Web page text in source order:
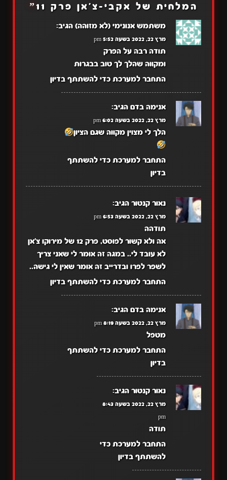
המלחית של אקבי-צ'אן פרק 11
”
משתמש אנונימי (לא מזוהה) הגיב:
מרץ 22, 2022 בשעה 5:52 pm
תודה רבה על הפרק
ומקווה שהלך לך טוב בבגרות
התחבר למערכת כדי להשתתף בדיון
אנימה בדם הגיב:
מרץ 22, 2022 בשעה 6:02 pm
הלך לי מצוין מקווה שגם הציון
התחבר למערכת כדי להשתתף
בדיון
נאור קנטור הגיב:
מרץ 22, 2022 בשעה 6:53 pm
תודהה
אה ולא קשור לפוסט, פרק 12 של מירוקו צ'אן
לא עובד לי.. במגה זה אומר לי שאני צריך
לשפר לפרו ובדרייב זה אומר שאין לי גישה..
התחבר למערכת כדי להשתתף בדיון
אנימה בדם הגיב:
מרץ 22, 2022 בשעה 8:19 pm
מטפל
התחבר למערכת כדי להשתתף
בדיון
נאור קנטור הגיב:
מרץ 22, 2022 בשעה 8:43
pm
תודה
התחבר למערכת כדי
להשתתף בדיון